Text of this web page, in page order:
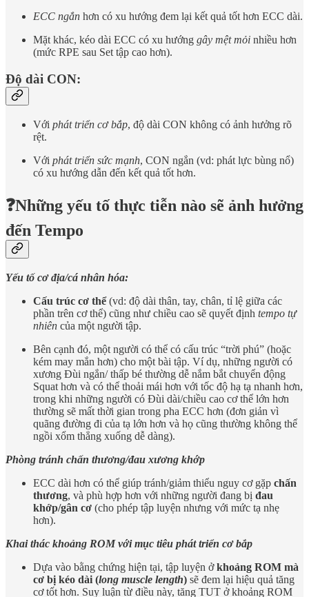
ECC ngắn hơn có xu hướng đem lại kết quả tốt hơn ECC dài.
Mặt khác, kéo dài ECC có xu hướng gây mệt mỏi nhiều hơn
(mức RPE sau Set tập cao hơn).
Độ dài CON:
Với phát triển cơ bắp, độ dài CON không có ảnh hưởng rõ
rệt.
Với phát triển sức mạnh, CON ngắn (vd: phát lực bùng nổ)
có xu hướng dẫn đến kết quả tốt hơn.
❓Những yếu tố thực tiễn nào sẽ ảnh hưởng
đến Tempo
Yếu tố cơ địa/cá nhân hóa:
Cấu trúc cơ thể(vd: độ dài thân, tay, chân, tỉ lệ giữa các
phần trên cơ thể) cũng như chiều cao sẽ quyết định tempo tự
nhiên của một người tập.
Bên cạnh đó, một người có thể có cấu trúc “trời phú” (hoặc
kém may mắn hơn) cho một bài tập. Ví dụ, những người có
xương Đùi ngắn/ thấp bé thường dễ nắm bắt chuyển động
Squat hơn và có thể thoải mái hơn với tốc độ hạ tạ nhanh hơn,
trong khi những người có Đùi dài/chiều cao cơ thể lớn hơn
thường sẽ mất thời gian trong pha ECC hơn (đơn giản vì
quãng đường đi của tạ lớn hơn và họ cũng thường không thể
ngồi xổm thẳng xuống dễ dàng).
Phòng tránh chấn thương/đau xương khớp
ECC dài hơn có thể giúp tránh/giảm thiểu nguy cơ gặp chấn
thương, và phù hợp hơn với những người đang bị đau
khớp/gân cơ (cho phép tập luyện nhưng với mức tạ nhẹ
hơn).
Khai thác khoảng ROM với mục tiêu phát triển cơ bắp
Dựa vào bằng chứng hiện tại, tập luyện ởkhoảng ROM mà
cơ bị kéo dài (long muscle length) sẽ đem lại hiệu quả tăng
cơ tốt hơn. Suy luận từ điều này, tăng TUT ở khoảng ROM